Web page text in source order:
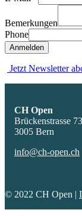
Bemerkungen
Phone
Anmelden
Jetzt Newsletter
CH Open
Brückenstrasse 73
3005 Bern
info@ch-open.ch
© 2022 CH Open |